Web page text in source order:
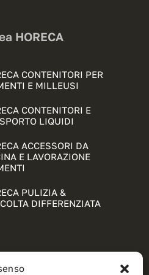
HORECA
CONTENITORI PER
E MILLEUSI
CONTENITORI E
LIQUIDI
ACCESSORI DA
E LAVORAZIONE
PULIZIA &
DIFFERENZIATA